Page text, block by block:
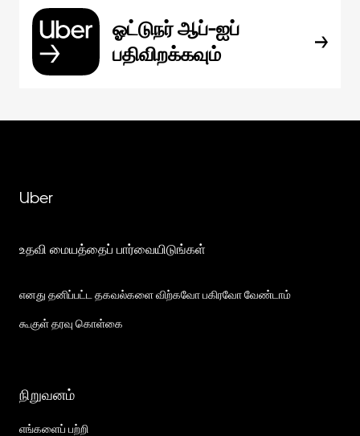
ஓட்டுநர் ஆப்-ஐப்
பதிவிறக்கவும்
Uber
உதவி மையத்தைப் பார்வையிடுங்கள்
எனது தனிப்பட்ட தகவல்களை விற்கவோ பகிரவோ வேண்டாம்
கூகுள் தரவு கொள்கை
நிறுவனம்
எங்களைப் பற்றி